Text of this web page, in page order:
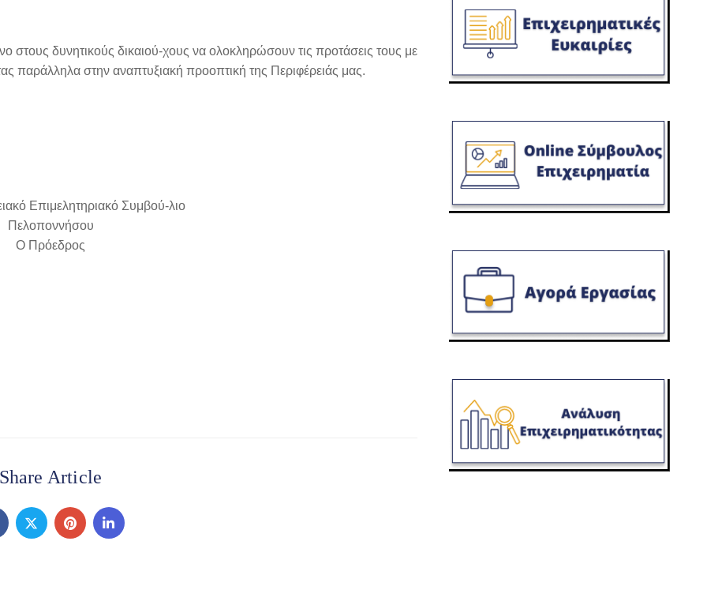
στους δυνητικούς δικαιού-χους να ολοκληρώσουν τις προτάσεις τους με
στην αναπτυξιακή προοπτική της Περιφέρειάς μας.
Επιμελητηριακό Συμβού-λιο
Πελοποννήσου
Ο Πρόεδρος
Share Article